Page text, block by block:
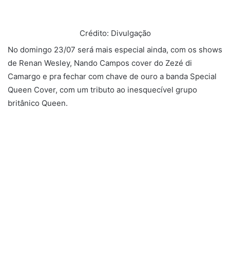
Crédito: Divulgação
No domingo 23/07 será mais especial ainda, com os shows
de Renan Wesley, Nando Campos cover do Zezé di
Camargo e pra fechar com chave de ouro a banda Special
Queen Cover, com um tributo ao inesquecível grupo
britânico Queen.